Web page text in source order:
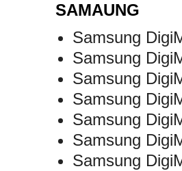
SAMAUNG
Samsung
Samsung
Samsung
Samsung
Samsung
Samsung
Samsung